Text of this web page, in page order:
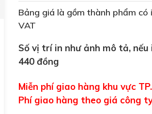
Bảng giá là gồm thành phẩm
VAT
Số vị trí in như ảnh mô tả,
440 đồng
Miễn phí giao hàng khu vực
Phí giao hàng theo giá công